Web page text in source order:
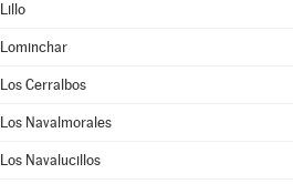
Lillo
Lominchar
Los Cerralbos
Los Navalmorales
Los Navalucillos